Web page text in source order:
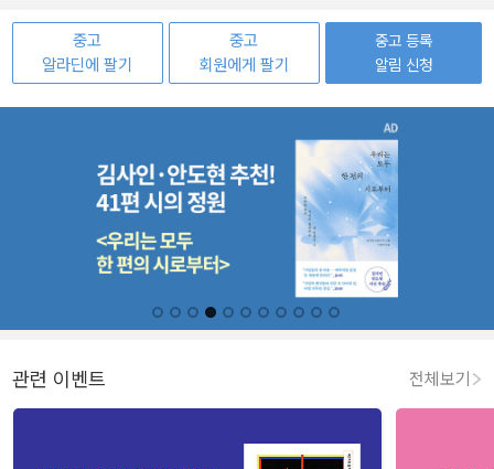
중고
알라딘에 팔기
중고
회원에게 팔기
중고 등록
알림 신청
관련 이벤트 전체보기